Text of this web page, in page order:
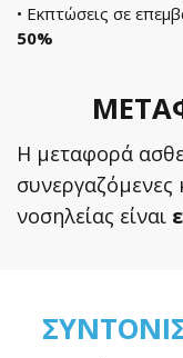
• Εκπτώσεις σε
50%
Η μεταφορά
συνεργαζόμενες
νοσηλείας είναι